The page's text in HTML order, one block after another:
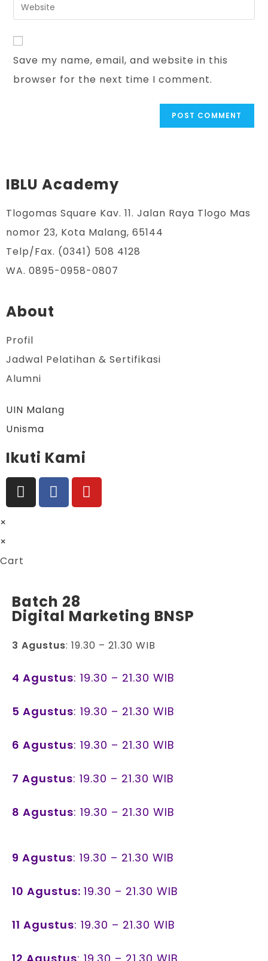
Save my name, email, and website in this
browser for the next time I comment.
IBLU Academy
Tlogomas Square Kav. 11. Jalan Raya Tlogo Mas
nomor 23, Kota Malang, 65144
Telp/Fax. (0341) 508 4128
WA. 0895-0958-0807
About
Profil
Jadwal Pelatihan & Sertifikasi
Alumni
UIN Malang
Unisma
Ikuti Kami
×
×
Cart
Batch 28
Digital Marketing BNSP
3 Agustus: 19.30 – 21.30 WIB
4 Agustus: 19.30 – 21.30 WIB
5 Agustus: 19.30 – 21.30 WIB
6 Agustus: 19.30 – 21.30 WIB
7 Agustus: 19.30 – 21.30 WIB
8 Agustus: 19.30 – 21.30 WIB
9 Agustus: 19.30 – 21.30 WIB
10 Agustus: 19.30 – 21.30 WIB
11 Agustus: 19.30 – 21.30 WIB